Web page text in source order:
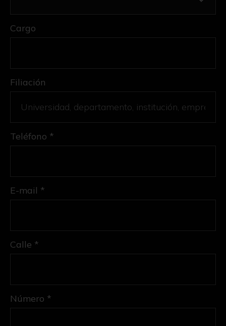
Cargo
Filiación
Teléfono *
E-mail *
Calle *
Número *